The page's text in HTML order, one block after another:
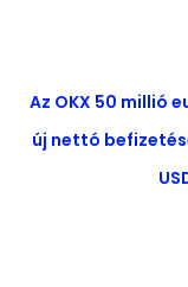
Az OKX 50 millió
új nettó